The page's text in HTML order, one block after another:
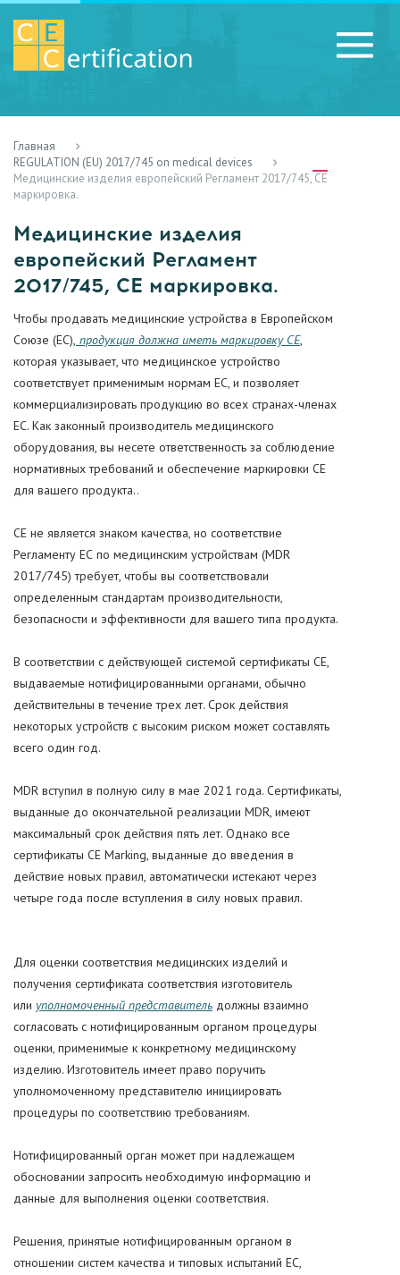
Главная
REGULATION (EU) 2017/745 on medical devices
Медицинские изделия европейский Регламент 2017/745, СЕ
маркировка.
Медицинские изделия
европейский Регламент
2017/745, СЕ маркировка.
Чтобы продавать медицинские устройства в Европейском
Союзе (ЕС), продукция должна иметь маркировку CE,
которая указывает, что медицинское устройство
соответствует применимым нормам ЕС, и позволяет
коммерциализировать продукцию во всех странах-членах
ЕС. Как законный производитель медицинского
оборудования, вы несете ответственность за соблюдение
нормативных требований и обеспечение маркировки CE
для вашего продукта..
CE не является знаком качества, но соответствие
Регламенту ЕС по медицинским устройствам (MDR
2017/745) требует, чтобы вы соответствовали
определенным стандартам производительности,
безопасности и эффективности для вашего типа продукта.
В соответствии с действующей системой сертификаты CE,
выдаваемые нотифицированными органами, обычно
действительны в течение трех лет. Срок действия
некоторых устройств с высоким риском может составлять
всего один год.
MDR вступил в полную силу в мае 2021 года. Сертификаты,
выданные до окончательной реализации MDR, имеют
максимальный срок действия пять лет. Однако все
сертификаты CE Marking, выданные до введения в
действие новых правил, автоматически истекают через
четыре года после вступления в силу новых правил.
Для оценки соответствия медицинских изделий и
получения сертификата соответствия изготовитель
или уполномоченный представитель должны взаимно
согласовать с нотифицированным органом процедуры
оценки, применимые к конкретному медицинскому
изделию. Изготовитель имеет право поручить
уполномоченному представителю инициировать
процедуры по соответствию требованиям.
Нотифицированный орган может при надлежащем
обосновании запросить необходимую информацию и
данные для выполнения оценки соответствия.
Решения, принятые нотифицированным органом в
отношении систем качества и типовых испытаний ЕС,